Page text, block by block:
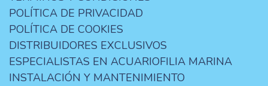
POLÍTICA DE PRIVACIDAD
POLÍTICA DE COOKIES
DISTRIBUIDORES EXCLUSIVOS
ESPECIALISTAS EN ACUARIOFILIA MARINA
INSTALACIÓN Y MANTENIMIENTO